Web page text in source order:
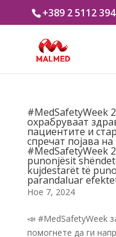
+389 2 5112 394
#MedSafetyWeek
охрабруваат
пациентите и
спречат појава
#MedSafetyWeek
punonjësit
kujdestarët të
parandaluar
Ное 7, 2024
📣 #MedSafetyWeek
помогнете да ги